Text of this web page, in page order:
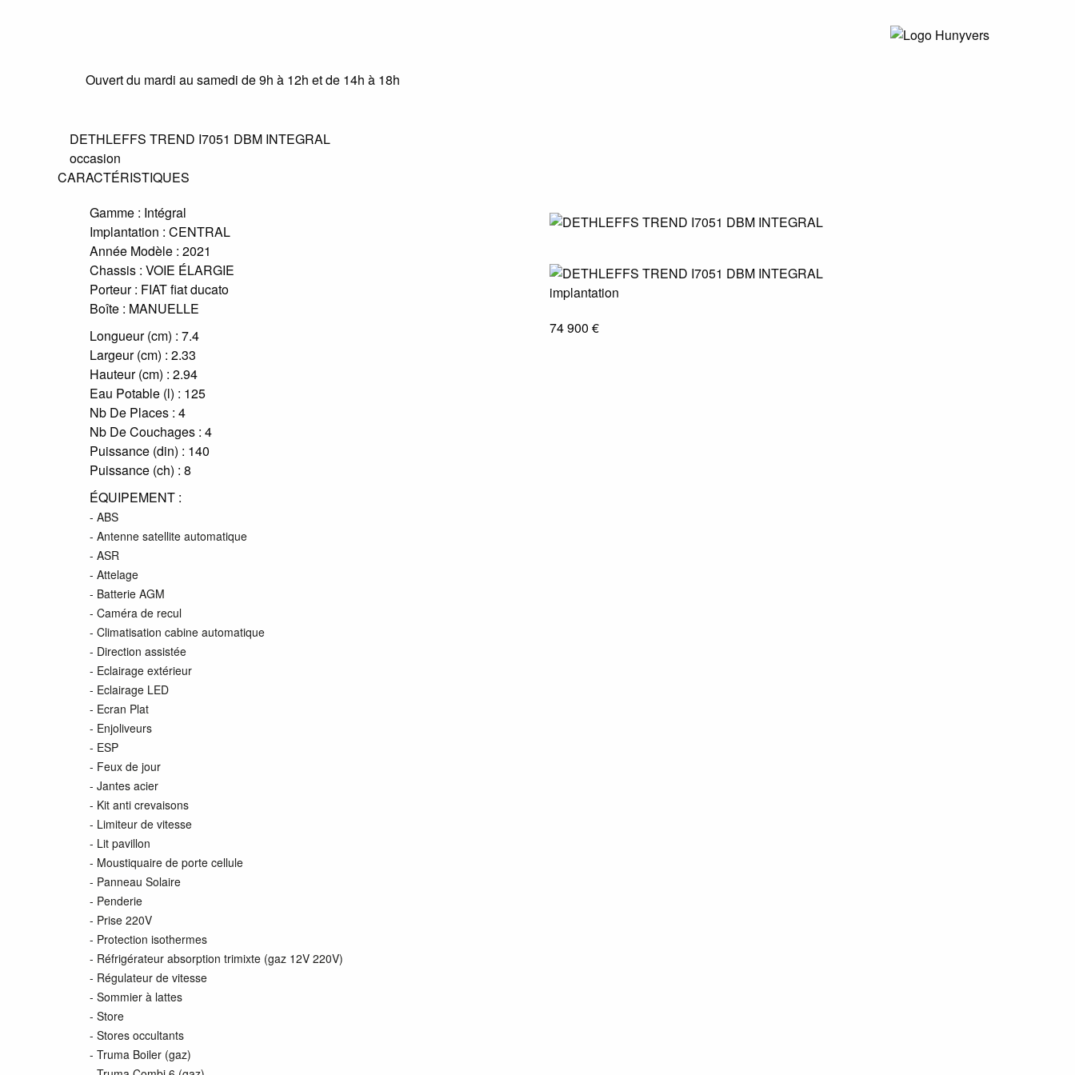
Ouvert du mardi au samedi de 9h à 12h et de 14h à 18h
DETHLEFFS TREND I7051 DBM INTEGRAL
occasion
CARACTÉRISTIQUES
Gamme : Intégral
Implantation : CENTRAL
Année Modèle : 2021
Chassis : VOIE ÉLARGIE
Porteur : FIAT fiat ducato
Boîte : MANUELLE
Longueur (cm) : 7.4
Largeur (cm) : 2.33
Hauteur (cm) : 2.94
Eau Potable (l) : 125
Nb De Places : 4
Nb De Couchages : 4
Puissance (din) : 140
Puissance (ch) : 8
ÉQUIPEMENT :
- ABS
- Antenne satellite automatique
- ASR
- Attelage
- Batterie AGM
- Caméra de recul
- Climatisation cabine automatique
- Direction assistée
- Eclairage extérieur
- Eclairage LED
- Ecran Plat
- Enjoliveurs
- ESP
- Feux de jour
- Jantes acier
- Kit anti crevaisons
- Limiteur de vitesse
- Lit pavillon
- Moustiquaire de porte cellule
- Panneau Solaire
- Penderie
- Prise 220V
- Protection isothermes
- Réfrigérateur absorption trimixte (gaz 12V 220V)
- Régulateur de vitesse
- Sommier à lattes
- Store
- Stores occultants
- Truma Boiler (gaz)
74 900 €